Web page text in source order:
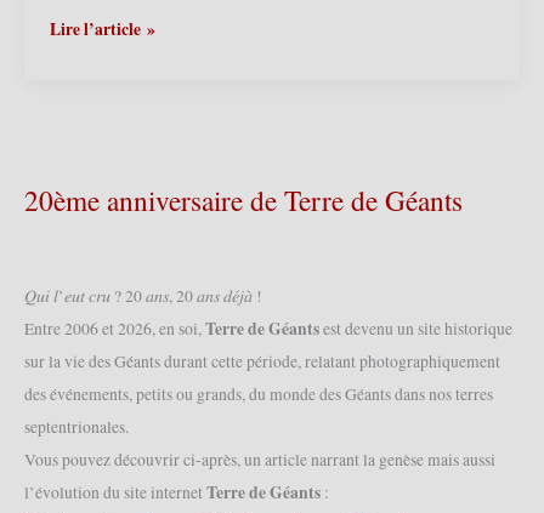
Steenvoorde
le
110ème
Amis
de
(30/04/2023)
Lire l’article »
20ème anniversaire de Terre de Géants
𝑄𝑢𝑖 𝑙’𝑒𝑢𝑡 𝑐𝑟𝑢 ? 20 𝑎𝑛𝑠, 20 𝑎𝑛𝑠 𝑑𝑒́𝑗𝑎̀ !
Entre 2006 et 2026, en soi,Terre de Géantsest devenu un site historique
sur la vie des Géants durant cette période, relatant photographiquement
des événements, petits ou grands, du monde des Géants dans nos terres
septentrionales.
Vous pouvez découvrir ci-après, un article narrant la genèse mais aussi
l’évolution du site internet Terre de Géants :